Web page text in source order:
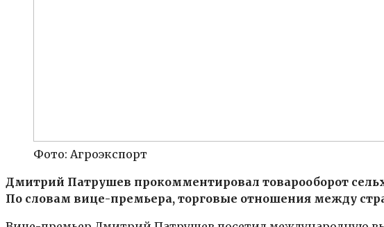
Фото: Агроэкспорт
Дмитрий Патрушев прокомментировал товарооборот
По словам вице-премьера, торговые отношения между